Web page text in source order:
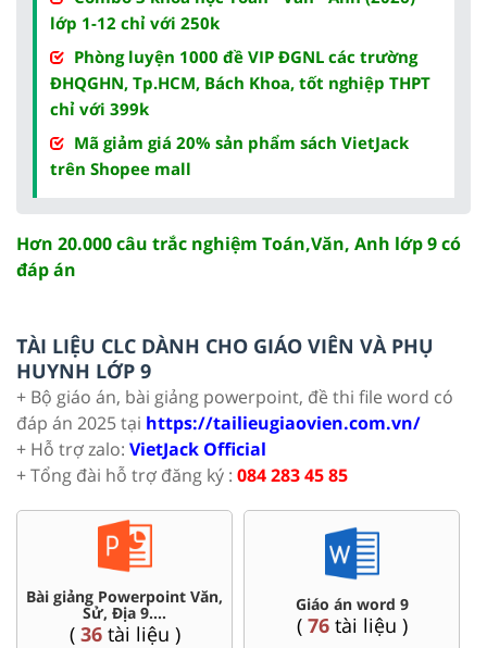
lớp 1-12 chỉ với 250k
Phòng luyện 1000 đề VIP ĐGNL các trường
ĐHQGHN, Tp.HCM, Bách Khoa, tốt nghiệp THPT
chỉ với 399k
Mã giảm giá 20% sản phẩm sách VietJack
trên Shopee mall
Hơn 20.000 câu trắc nghiệm Toán,Văn, Anh lớp 9 có
đáp án
TÀI LIỆU CLC DÀNH CHO GIÁO VIÊN VÀ PHỤ
HUYNH LỚP 9
+ Bộ giáo án, bài giảng powerpoint, đề thi file word có
đáp án 2025 tại https://tailieugiaovien.com.vn/
+ Hỗ trợ zalo: VietJack Official
+ Tổng đài hỗ trợ đăng ký : 084 283 45 85
Bài giảng Powerpoint Văn,
Sử, Địa 9....
( 36tài liệu )
Giáo án word 9
( 76tài liệu )